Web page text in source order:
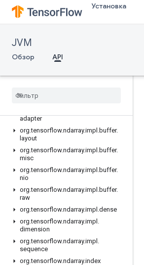
Установка
JVM
Обзор API
org.tensorflow.internal.c_api.global
org.tensorflow.internal.c_api.presets
org.tensorflow.internal.types.registry
org.tensorflow.ndarray.buffer
org.tensorflow.ndarray.buffer.layout
org. tensorflow
adapter
org.tensorflow.ndarray.impl .buffer.
layout
org.tensorflow.ndarray.impl .buffer.
misc
org.tensorflow.ndarray.impl .buffer.
nio
org.tensorflow.ndarray.impl .buffer.
raw
org.tensorflow.ndarray.impl .dense
org.tensorflow.ndarray.impl .
dimension
org.tensorflow.ndarray.impl .
sequence
org.tensorflow.ndarray.index